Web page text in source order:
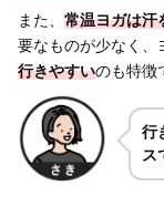
また、 常温ヨガは汗
要なものが少なく、
行きやすいのも特徴
行
ス